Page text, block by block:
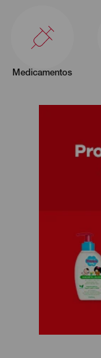
Medicamentos